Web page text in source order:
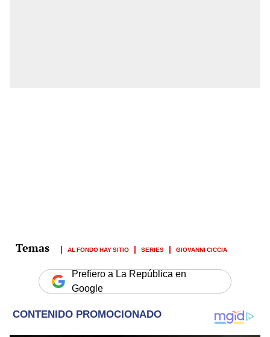
AL FONDO HAY SITIO SERIES GIOVANNI CICCIA
Prefiero a La República en
Google